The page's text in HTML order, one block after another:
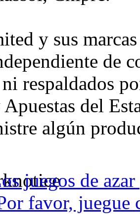
y sus
de
respaldados
del
algún
juegos de
favor, juegue